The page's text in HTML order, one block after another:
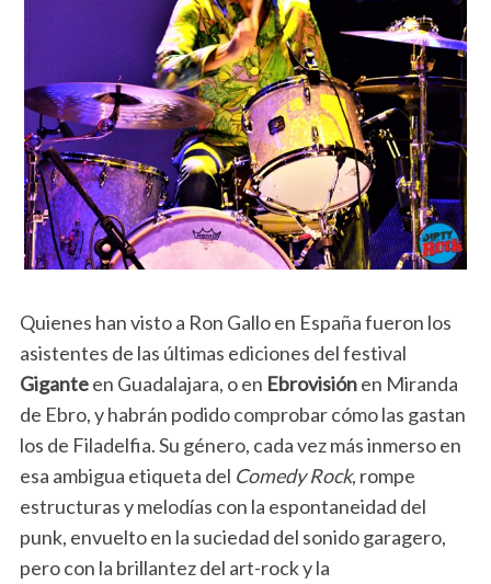
Quienes han visto a Ron Gallo en España fueron los
asistentes de las últimas ediciones del festival
Giganteen Guadalajara, o en Ebrovisiónen Miranda
de Ebro, y habrán podido comprobar cómo las gastan
los de Filadelfia. Su género, cada vez más inmerso en
esa ambigua etiqueta del Comedy Rock, rompe
estructuras y melodías con la espontaneidad del
punk, envuelto en la suciedad del sonido garagero,
pero con la brillantez del art-rock y la